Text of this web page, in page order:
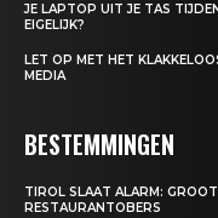
JE LAPTOP UIT JE TAS
EIGELIJK?
LET OP MET HET
MEDIA
BESTEMMINGEN
TIROL SLAAT ALARM:
RESTAURANTOBERS